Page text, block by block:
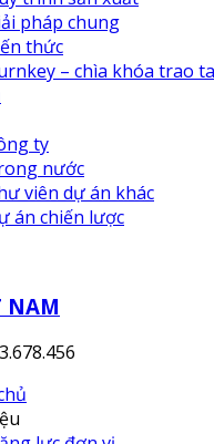
pháp chung
thức
– chìa khóa trao
ty
nước
viên dự án khác
án chiến lược
NAM